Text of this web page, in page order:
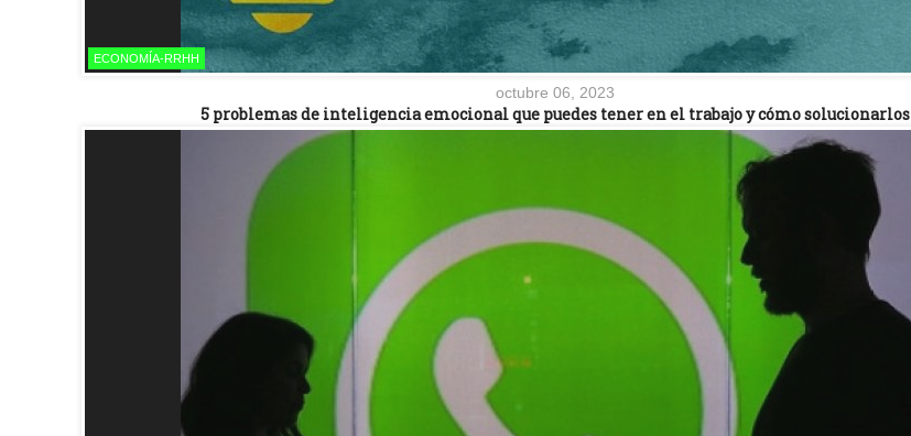
ECONOMÍA-RRHH
octubre 06, 2023
5 problemas de inteligencia emocional que puedes tener en el trabajo y cómo solucionarlos